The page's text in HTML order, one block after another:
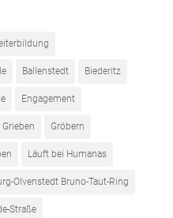
Ballenstedt Biederitz
Engagement
Grieben Gröbern
Läuft bei Humanas
Olvenstedt Bruno-Taut-Ring
Straße